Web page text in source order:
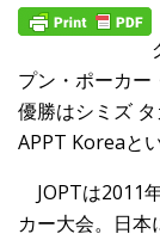
プン・ポーカー
優勝はシミズ
APPT Koreaと
JOPTは2011
カー大会。日